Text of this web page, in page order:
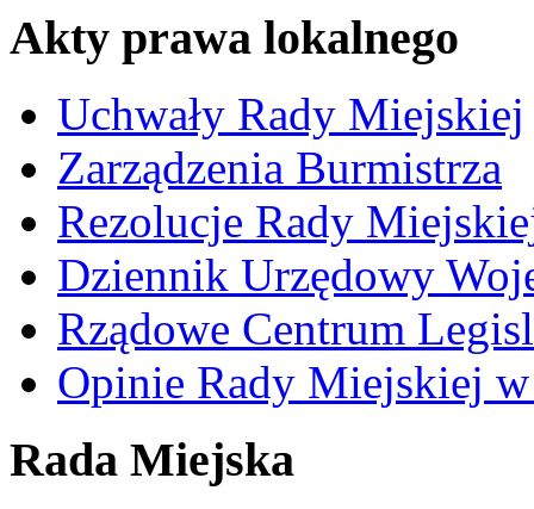
Akty prawa lokalnego
Uchwały Rady Miejskiej
Zarządzenia Burmistrza
Rezolucje Rady
Dziennik Urzędowy
Rządowe Centrum
Opinie Rady Miejskiej w
Rada Miejska